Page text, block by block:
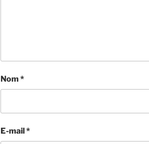
Nom *
E-mail*